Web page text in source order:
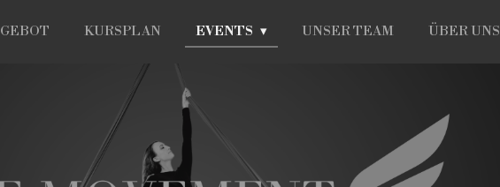
KURSPLAN EVENTS UNSER TEAM ÜBER UNS